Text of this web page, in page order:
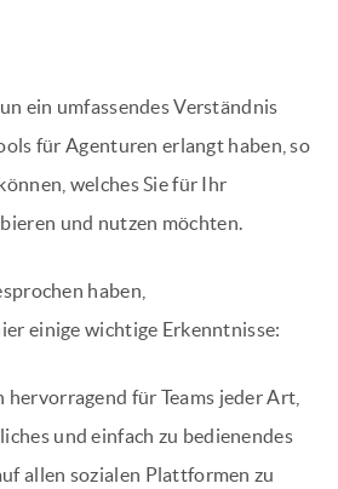
ein umfassendes Verständnis
für Agenturen erlangt haben, so
welches Sie für Ihr
und nutzen möchten.
haben,
einige wichtige Erkenntnisse:
hervorragend für Teams jeder Art,
und einfach zu bedienendes
allen sozialen Plattformen zu